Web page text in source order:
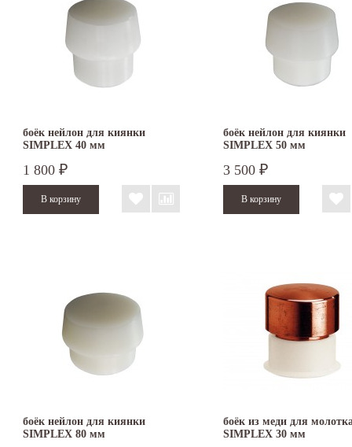
боёк нейлон для киянки
SIMPLEX 40 мм
1 800 ₽
боёк нейлон для киянки
SIMPLEX 50 мм
3 500 ₽
боёк нейлон для киянки
SIMPLEX 80 мм
боёк из меди для
SIMPLEX 30 мм